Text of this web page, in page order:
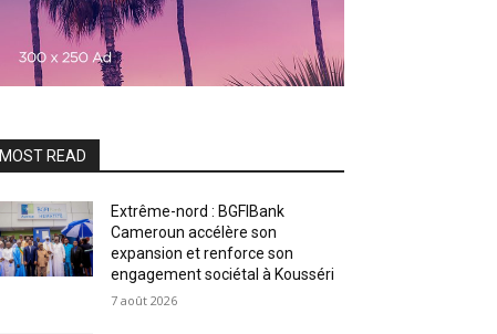
MOST READ
Extrême-nord : BGFIBank
Cameroun accélère son
expansion et renforce son
engagement sociétal à Kousséri
7 août 2026